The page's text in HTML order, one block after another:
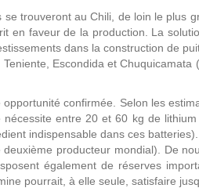
se trouveront au Chili, de loin le plus
en faveur de la production. La
dans la construction de
Teniente, Escondida et
confirmée. Selon les
nécessite entre 20 et 60 kg de
indispensable dans ces
producteur mondial). De
également de réserves
pourrait, à elle seule, satisfaire